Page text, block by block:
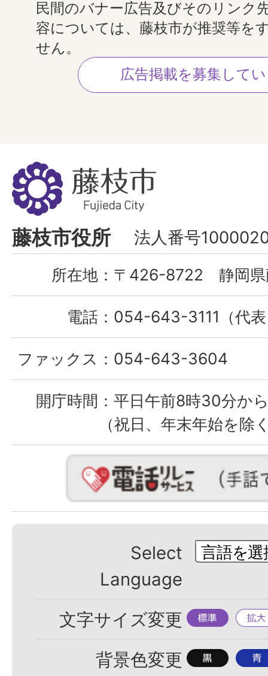
民間のバナー広告及びそのリンク
容については、藤枝市が推奨等を
せん。
広告掲載を募集して
藤
枝
市
Fujieda
City
藤枝市役所 法人番号
所在地： 〒426-8722 静岡県
電話： 054-643-3111（代
ファックス： 054-643-3604
開庁時間： 平日午前8時30分か
（祝日、年末年始を除
Select
Language
文字サイズ変更 標
準
拡
大
背景色変更 背
背